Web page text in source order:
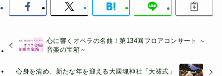
心に響くオペラの名曲！第134回フロアコンサート ～
音楽の宝箱～
心身を清め、新たな年を迎える大國魂神社「大祓式」